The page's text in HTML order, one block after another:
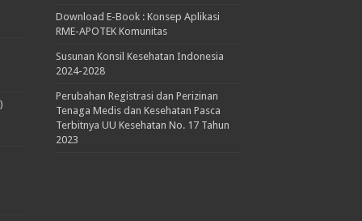
Download E-Book : Konsep Aplikasi
RME-APOTEK Komunitas
Susunan Konsil Kesehatan Indonesia
2024-2028
Perubahan Registrasi dan Perizinan
Tenaga Medis dan Kesehatan Pasca
Terbitnya UU Kesehatan No. 17 Tahun
2023